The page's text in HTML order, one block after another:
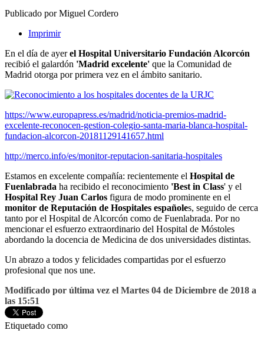
Publicado por Miguel Cordero
Imprimir
En el día de ayerel Hospital Universitario Fundación Alcorcón
recibió el galardón 'Madrid excelente' que la Comunidad de
Madrid otorga por primera vez en el ámbito sanitario.
https://www.europapress.es/madrid/noticia-premios-madrid-
excelente-reconocen-gestion-colegio-santa-maria-blanca-hospital-
fundacion-alcorcon-20181129141657.html
http://merco.info/es/monitor-reputacion-sanitaria-hospitales
Estamos en excelente compañía: recientemente el Hospital de
Fuenlabrada ha recibido el reconocimiento 'Best in Class' y el
Hospital Rey Juan Carlos figura de modo prominente en el
monitor de Reputación de Hospitales españoles, seguido de cerca
tanto por el Hospital de Alcorcón como de Fuenlabrada. Por no
mencionar el esfuerzo extraordinario del Hospital de Móstoles
abordando la docencia de Medicina de dos universidades distintas.
Un abrazo a todos y felicidades compartidas por el esfuerzo
profesional que nos une.
Modificado por última vez el Martes 04 de Diciembre de 2018 a
las 15:51
Etiquetado como